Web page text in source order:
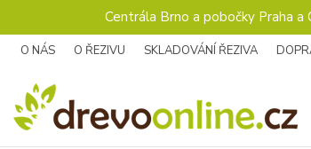
Centrála Brno a pobočky Praha
O NÁS O ŘEZIVU SKLADOVÁNÍ ŘEZIVA